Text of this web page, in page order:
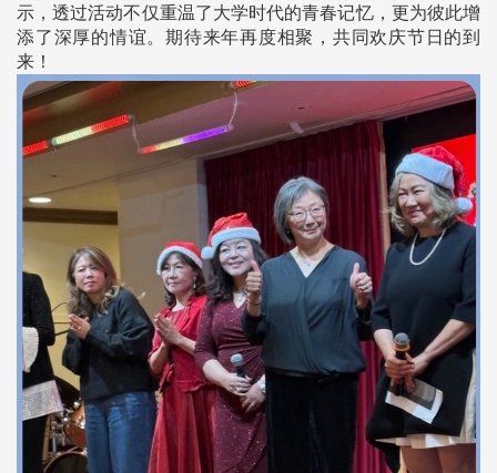
示，透过活动不仅重温了大学时代的青春记忆，更为彼此增
添了深厚的情谊。期待来年再度相聚，共同欢庆节日的到
来！